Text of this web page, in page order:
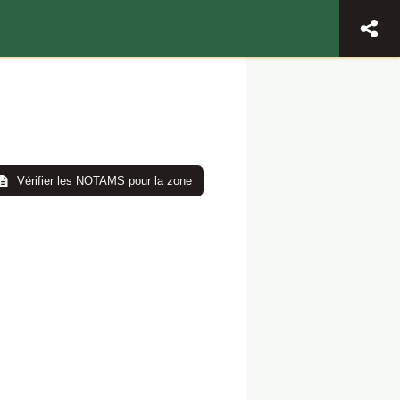
Vérifier les NOTAMS pour la zone